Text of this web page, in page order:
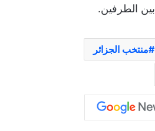
بين الطرفين.
منتخب الجزائر